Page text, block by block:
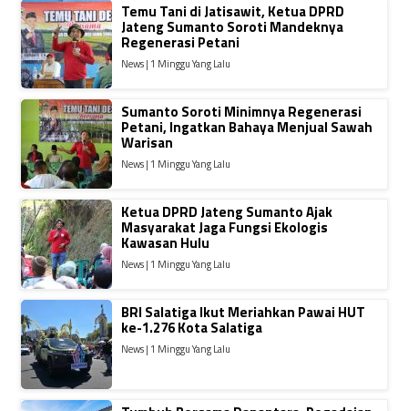
Temu Tani di Jatisawit, Ketua DPRD
Jateng Sumanto Soroti Mandeknya
Regenerasi Petani
News | 1 Minggu Yang Lalu
Sumanto Soroti Minimnya Regenerasi
Petani, Ingatkan Bahaya Menjual Sawah
Warisan
News | 1 Minggu Yang Lalu
Ketua DPRD Jateng Sumanto Ajak
Masyarakat Jaga Fungsi Ekologis
Kawasan Hulu
News | 1 Minggu Yang Lalu
BRI Salatiga Ikut Meriahkan Pawai HUT
ke-1.276 Kota Salatiga
News | 1 Minggu Yang Lalu